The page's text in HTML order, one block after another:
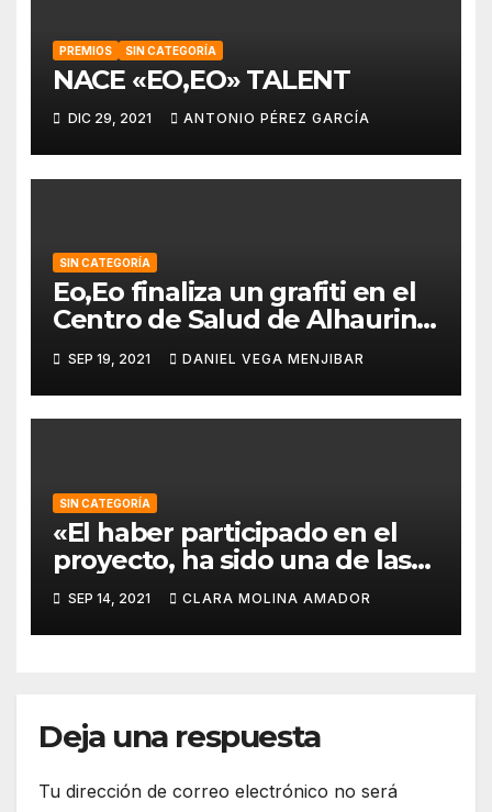
PREMIOS SIN CATEGORÍA
NACE «EO,EO» TALENT
DIC 29, 2021 ANTONIO PÉREZ GARCÍA
SIN CATEGORÍA
Eo,Eo finaliza un grafiti en el
Centro de Salud de Alhaurin
de la Torre.
SEP 19, 2021 DANIEL VEGA MENJIBAR
SIN CATEGORÍA
«El haber participado en el
proyecto, ha sido una de las
mejores experiencias que he
vivido, pues a pesar de la
barrera del idioma, he sido
SEP 14, 2021 CLARA MOLINA AMADOR
Deja una respuesta
Tu dirección de correo electrónico no será